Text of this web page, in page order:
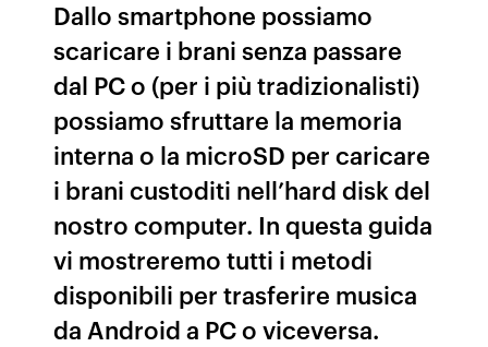
Dallo smartphone possiamo
scaricare i brani senza passare
dal PC o (per i più tradizionalisti)
possiamo sfruttare la memoria
interna o la microSD per caricare
i brani custoditi nell’hard disk del
nostro computer. In questa guida
vi mostreremo tutti i metodi
disponibili per trasferire musica
da Android a PC o viceversa.